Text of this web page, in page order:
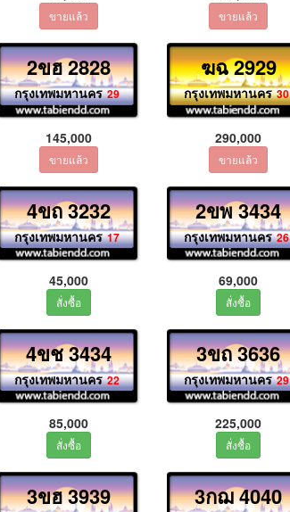
2ขฮ 2828
กรุงเทพมหานคร 29
145,000
ฆฉ 2929
กรุงเทพมหานคร 30
290,000
4ขถ 3232
กรุงเทพมหานคร 17
45,000
2ขพ 3434
กรุงเทพมหานคร 26
69,000
4ขช 3434
กรุงเทพมหานคร 22
85,000
3ขถ 3636
กรุงเทพมหานคร 29
225,000
3ขฮ 3939 3กฌ 4040